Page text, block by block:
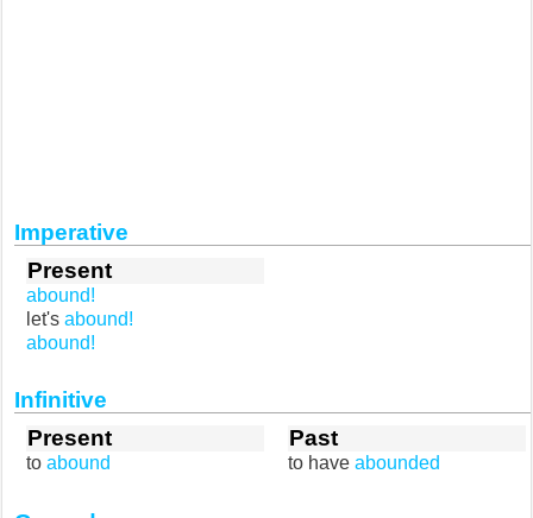
Imperative
Present
abound!
let's abound!
abound!
Infinitive
Present
to abound
Past
to have abounded